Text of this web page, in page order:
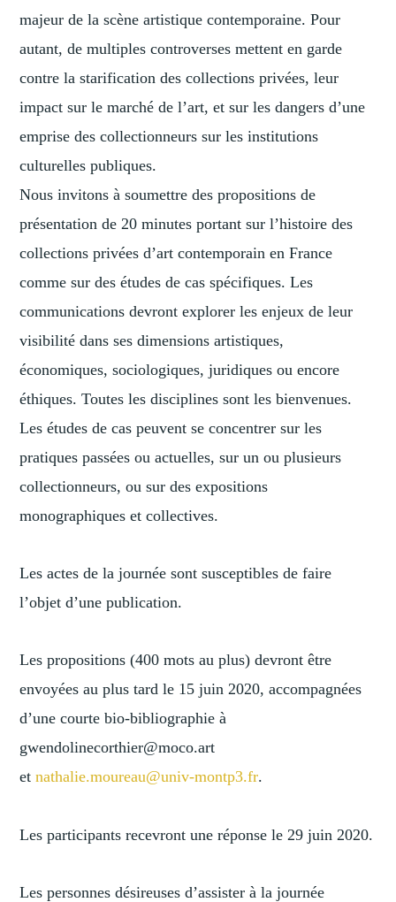
majeur de la scène artistique contemporaine. Pour
autant, de multiples controverses mettent en garde
contre la starification des collections privées, leur
impact sur le marché de l’art, et sur les dangers d’une
emprise des collectionneurs sur les institutions
culturelles publiques.
Nous invitons à soumettre des propositions de
présentation de 20 minutes portant sur l’histoire des
collections privées d’art contemporain en France
comme sur des études de cas spécifiques. Les
communications devront explorer les enjeux de leur
visibilité dans ses dimensions artistiques,
économiques, sociologiques, juridiques ou encore
éthiques. Toutes les disciplines sont les bienvenues.
Les études de cas peuvent se concentrer sur les
pratiques passées ou actuelles, sur un ou plusieurs
collectionneurs, ou sur des expositions
monographiques et collectives.
Les actes de la journée sont susceptibles de faire
l’objet d’une publication.
Les propositions (400 mots au plus) devront être
envoyées au plus tard le 15 juin 2020, accompagnées
d’une courte bio-bibliographie à
gwendolinecorthier@moco.art
etnathalie.moureau@univ-montp3.fr.
Les participants recevront une réponse le 29 juin 2020.
Les personnes désireuses d’assister à la journée